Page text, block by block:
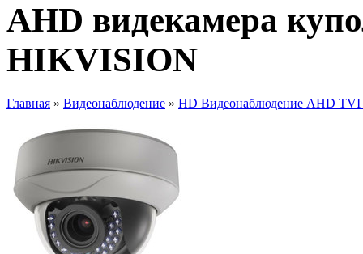
AHD видекамера
HIKVISION
Главная » Видеонаблюдение » HD Видеонаблюдение AHD